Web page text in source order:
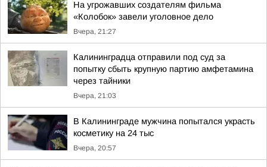
На угрожавших создателям фильма
«Колобок» завели уголовное дело
Вчера, 21:27
Калининградца отправили под суд за
попытку сбыть крупную партию амфетамина
через тайники
Вчера, 21:03
В Калининграде мужчина попытался украсть
косметику на 24 тыс
Вчера, 20:57